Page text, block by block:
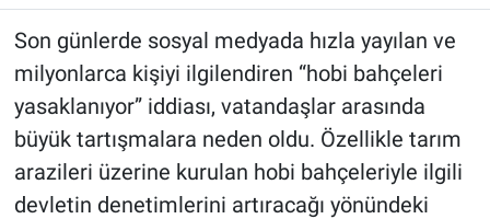
Son günlerde sosyal medyada hızla yayılan ve
milyonlarca kişiyi ilgilendiren “hobi bahçeleri
yasaklanıyor” iddiası, vatandaşlar arasında
büyük tartışmalara neden oldu. Özellikle tarım
arazileri üzerine kurulan hobi bahçeleriyle ilgili
devletin denetimlerini artıracağı yönündeki